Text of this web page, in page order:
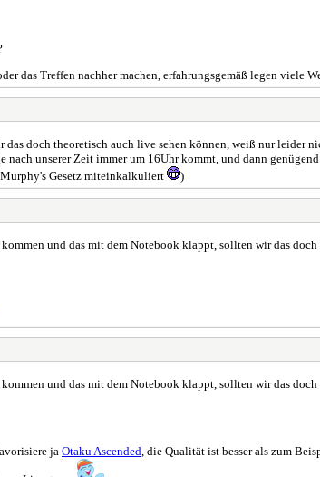
das Treffen nachher machen, erfahrungsgemäß legen viele
doch theoretisch auch live sehen können, weiß nur leider
unserer Zeit immer um 16Uhr kommt, und dann
Murphy's Gesetz miteinkalkuliert
)
und das mit dem Notebook klappt, sollten wir das
und das mit dem Notebook klappt, sollten wir das
ja Otaku Ascended , die Qualität ist besser als zum